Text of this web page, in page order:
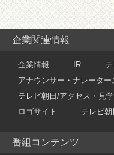
企業関連情報
企業情報 IR
アナウンサー・ナレーター
テレビ朝日/アクセス・見
ロゴサイト
テレビ
番組コンテンツ